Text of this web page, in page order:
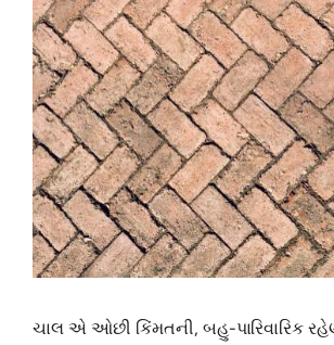
ચાલ એ ઓછી કિંમતની, બહુ-પારિવારિક